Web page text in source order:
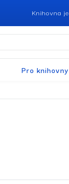
Knihovna je
Pro knihovny